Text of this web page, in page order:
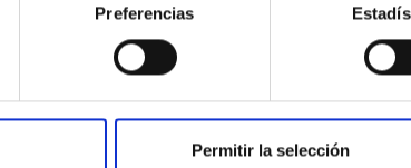
Preferencias
Permitir la selección
922 329 100
Dirección
E-38712 -